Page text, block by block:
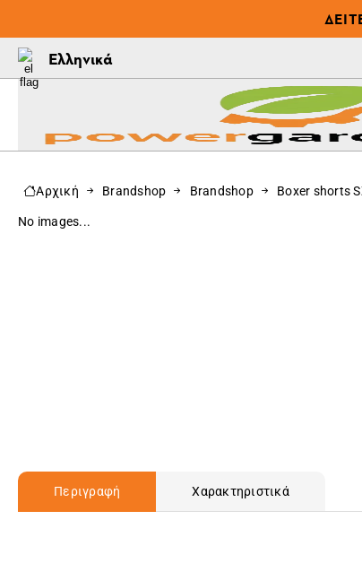
Ελληνικά
Αρχική Brandshop Brandshop Boxer shorts
No images...
Περιγραφή Χαρακτηριστικά